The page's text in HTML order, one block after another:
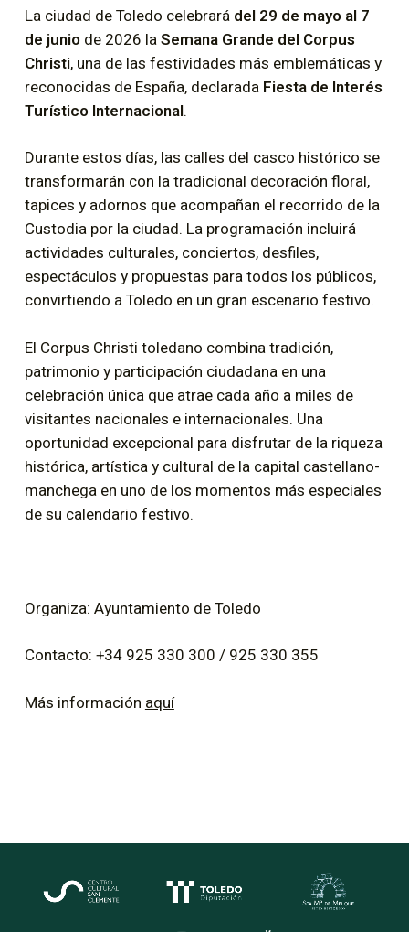
La ciudad de Toledo celebrará del 29 de mayo al 7
de juniode 2026 laSemana Grande del Corpus
Christi, una de las festividades más emblemáticas y
reconocidas de España, declarada Fiesta de Interés
Turístico Internacional.
Durante estos días, las calles del casco histórico se
transformarán con la tradicional decoración floral,
tapices y adornos que acompañan el recorrido de la
Custodia por la ciudad. La programación incluirá
actividades culturales, conciertos, desfiles,
espectáculos y propuestas para todos los públicos,
convirtiendo a Toledo en un gran escenario festivo.
El Corpus Christi toledano combina tradición,
patrimonio y participación ciudadana en una
celebración única que atrae cada año a miles de
visitantes nacionales e internacionales. Una
oportunidad excepcional para disfrutar de la riqueza
histórica, artística y cultural de la capital castellano-
manchega en uno de los momentos más especiales
de su calendario festivo.
Organiza: Ayuntamiento de Toledo
Contacto: +34 925 330 300 / 925 330 355
Más información aquí